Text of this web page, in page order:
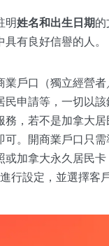
明姓名和出生日期
有良好信譽的人。
戶口（獨立經營
申請等，一切以
，若不是加拿大
。開商業戶口只
加拿大永久居民
行設定，並選擇客